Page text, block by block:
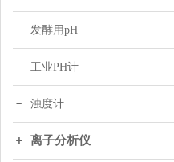
发酵用pH
工业PH计
浊度计
离子分析仪